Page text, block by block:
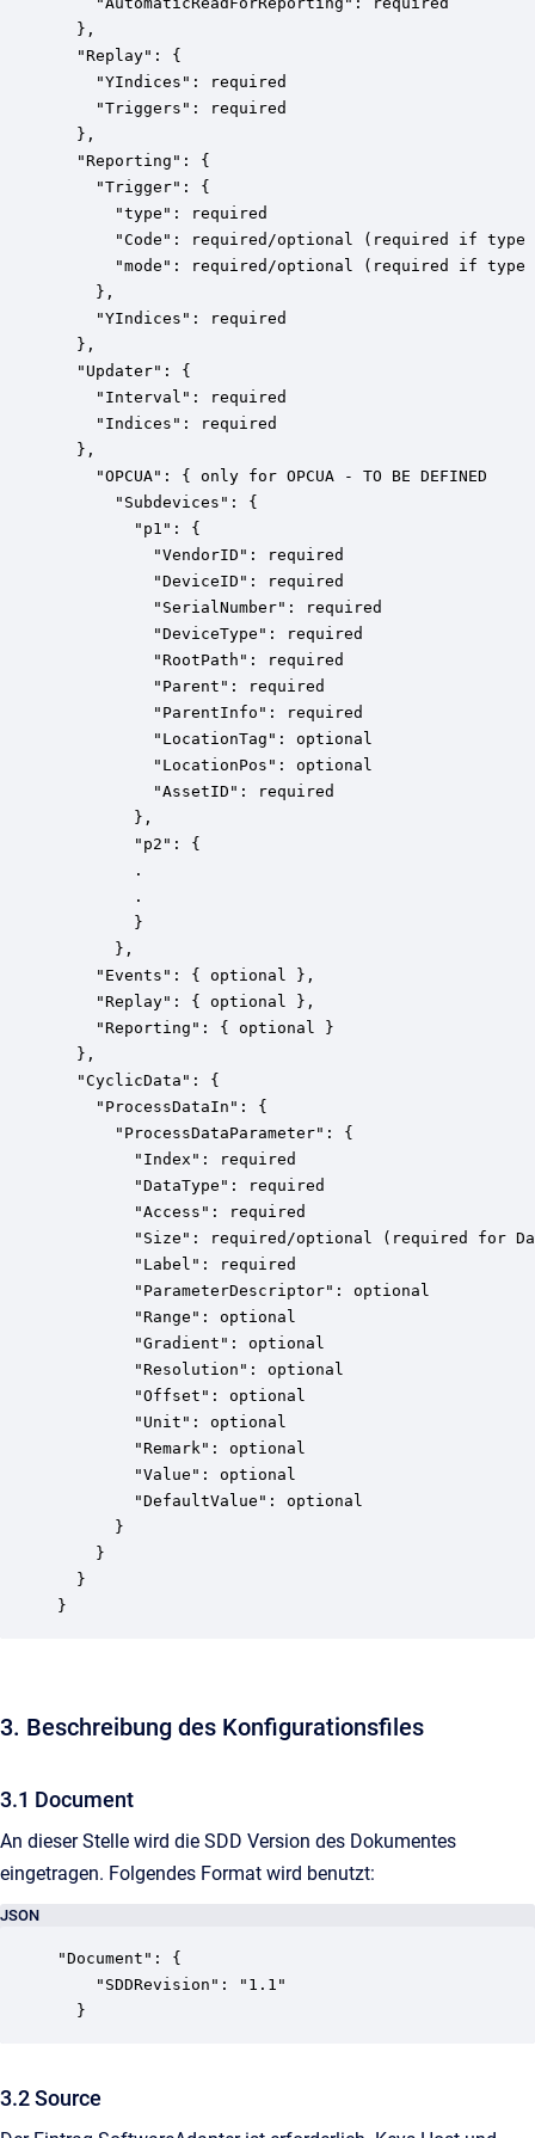
  },
  "Replay": {
    "YIndices": required
    "Triggers": required
  },
  "Reporting": {
    "Trigger": {
      "type": required
"Code": required/optional (required if type
"mode": required/optional (required if type
    },
    "YIndices": required
  },
  "Updater": {
    "Interval": required
    "Indices": required
  },
    "OPCUA": { only for OPCUA - TO BE DEFINED
      "Subdevices": {
        "p1": {
          "VendorID": required
          "DeviceID": required
          "SerialNumber": required
          "DeviceType": required
          "RootPath": required
          "Parent": required
          "ParentInfo": required
          "LocationTag": optional
          "LocationPos": optional
          "AssetID": required
        },
        "p2": {
        .
        .
        }
      },
    "Events": { optional },
    "Replay": { optional },
    "Reporting": { optional }
  },
  "CyclicData": {
    "ProcessDataIn": {
      "ProcessDataParameter": {
        "Index": required
        "DataType": required
        "Access": required
"Size": required/optional (required for
        "Label": required
        "ParameterDescriptor": optional
        "Range": optional
        "Gradient": optional
        "Resolution": optional
        "Offset": optional
        "Unit": optional
        "Remark": optional
        "Value": optional
        "DefaultValue": optional
      }
    }
  }
3. Beschreibung des Konfigurationsfiles
3.1 Document
An dieser Stelle wird die SDD Version des Dokumentes
eingetragen. Folgendes Format wird benutzt:
JSON
"Document": {
    "SDDRevision": "1.1"
  }
3.2 Source